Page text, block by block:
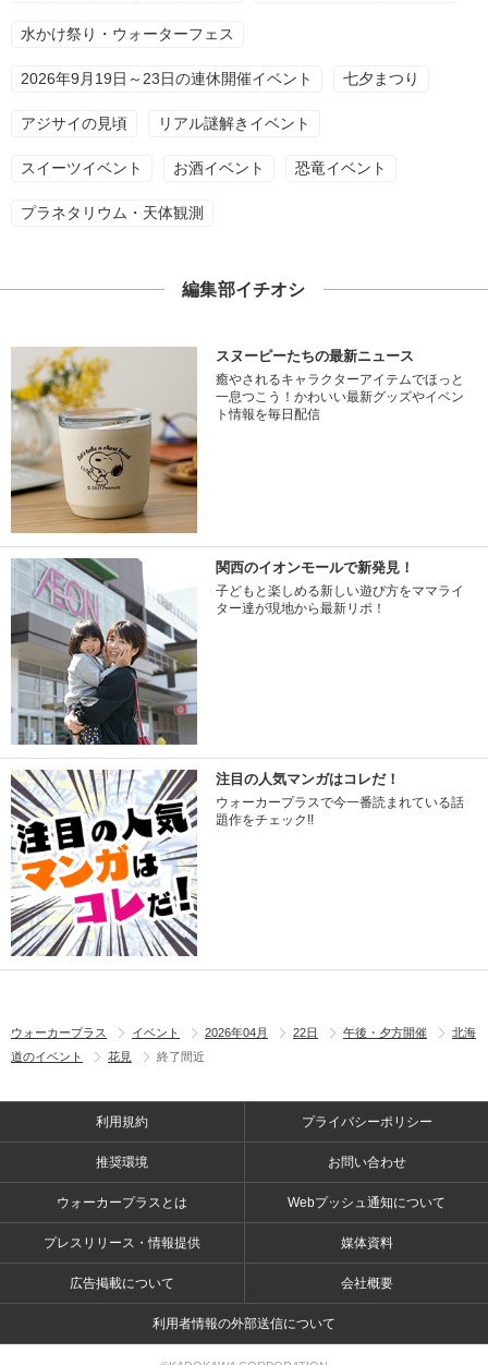
水かけ祭り・ウォーターフェス
2026年9月19日～23日の連休開催イベント 七夕まつり
アジサイの見頃 リアル謎解きイベント
スイーツイベント お酒イベント 恐竜イベント
プラネタリウム・天体観測
編集部イチオシ
スヌーピーたちの最新ニュース
癒やされるキャラクターアイテムでほっと
一息つこう！かわいい最新グッズやイベン
ト情報を毎日配信
関西のイオンモールで新発見！
子どもと楽しめる新しい遊び方をママライ
ター達が現地から最新リポ！
注目の人気マンガはコレだ！
ウォーカープラスで今一番読まれている話
題作をチェック!!
ウォーカープラス イベント 2026年04月 22日 午後・夕方開催
北海
道のイベント
花見 終了間近
利用規約 プライバシーポリシー
推奨環境 お問い合わせ
ウォーカープラスとは Webプッシュ通知について
プレスリリース・情報提供 媒体資料
広告掲載について 会社概要
利用者情報の外部送信について